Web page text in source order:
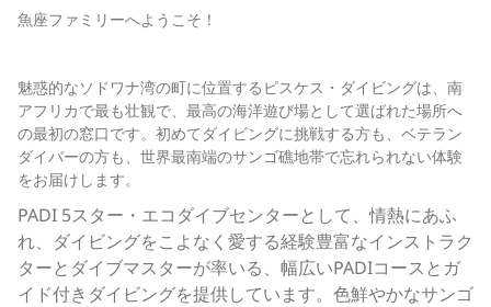
魚座ファミリーへようこそ！
魅惑的なソドワナ湾の町に位置するピスケス・ダイビングは、南
アフリカで最も壮観で、最高の海洋遊び場として選ばれた場所へ
の最初の窓口です。初めてダイビングに挑戦する方も、ベテラン
ダイバーの方も、世界最南端のサンゴ礁地帯で忘れられない体験
をお届けします。
PADI 5スター・エコダイブセンターとして、情熱にあふ
れ、ダイビングをこよなく愛する経験豊富なインストラク
ターとダイブマスターが率いる、幅広いPADIコースとガ
イド付きダイビングを提供しています。色鮮やかなサンゴ